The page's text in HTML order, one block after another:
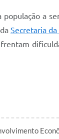
a
Secretaria